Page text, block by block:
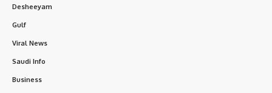
Desheeyam
Gulf
Viral News
Saudi Info
Business